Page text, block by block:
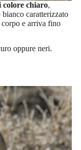
colore chiaro,
caratterizzato
corpo e arriva fino
oppure neri.